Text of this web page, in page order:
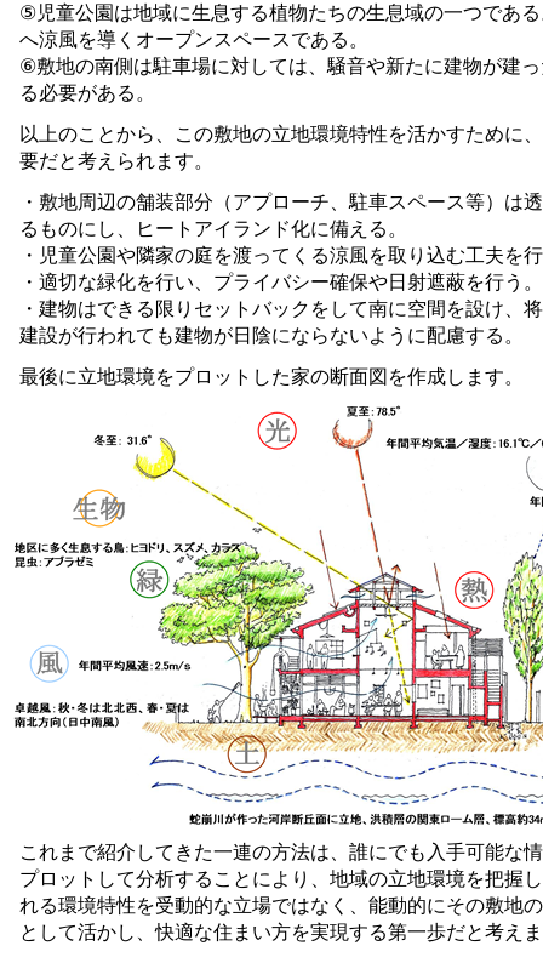
⑤児童公園は地域に生息する植物たちの生息域の一つであ
へ涼風を導くオープンスペースである。
⑥敷地の南側は駐車場に対しては、騒音や新たに建物が建
る必要がある。
以上のことから、この敷地の立地環境特性を活かすために
要だと考えられます。
・敷地周辺の舗装部分（アプローチ、駐車スペース等）は
るものにし、ヒートアイランド化に備える。
・児童公園や隣家の庭を渡ってくる涼風を取り込む工夫を
・適切な緑化を行い、プライバシー確保や日射遮蔽を行う。
・建物はできる限りセットバックをして南に空間を設け、
建設が行われても建物が日陰にならないように配慮する。
最後に立地環境をプロットした家の断面図を作成します。
これまで紹介してきた一連の方法は、誰にでも入手可能な
プロットして分析することにより、地域の立地環境を把握
れる環境特性を受動的な立場ではなく、能動的にその敷地
として活かし、快適な住まい方を実現する第一歩だと考え